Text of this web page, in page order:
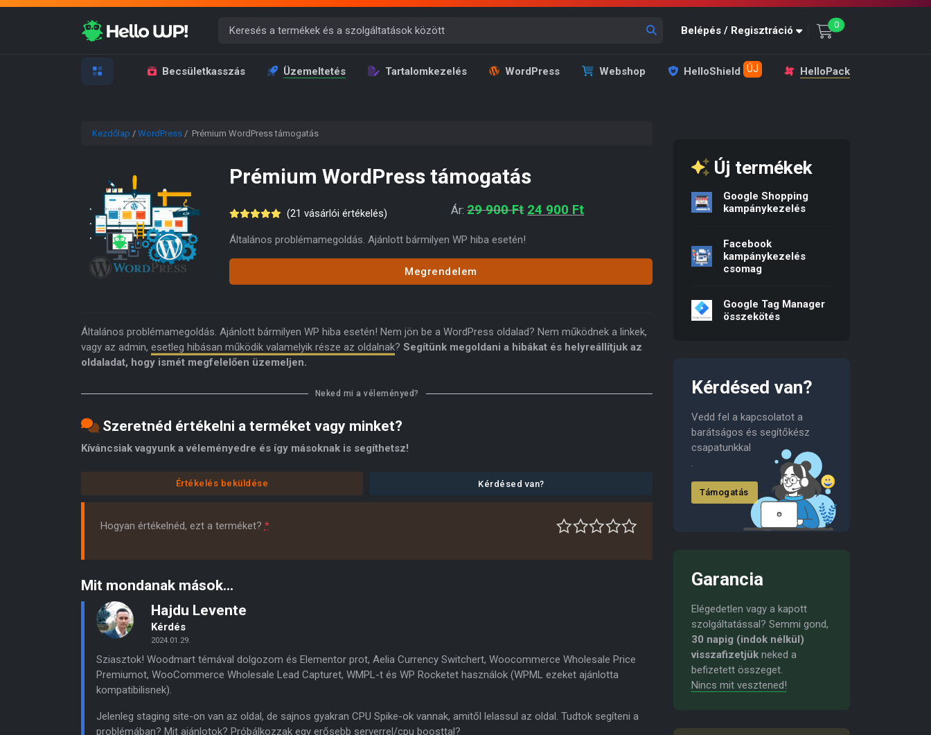
Belépés / Regisztráció 0unread messages
Becsületkasszás Üzemeltetés Tartalomkezelés WordPress Webshop HelloShield ÚJ HelloPack
Kezdőlap / WordPress / Prémium WordPress támogatás
Prémium WordPress támogatás
(21 vásárlói értékelés) Ár:29 900Ft Original price was: 29 900 Ft.
24 900 FtCurrent price is: 24 900 Ft.
Általános problémamegoldás. Ajánlott bármilyen WP hiba esetén!
Megrendelem
Általános problémamegoldás. Ajánlott bármilyen WP hiba esetén! Nem jön be a WordPress oldalad? Nem működnek a linkek,
vagy az admin, esetleg hibásan működik valamelyik része az oldalnak? Segítünk megoldani a hibákat és helyreállítjuk az
oldaladat, hogy ismét megfelelően üzemeljen.
Neked mi a véleményed?
Szeretnéd értékelni a terméket vagy minket?
Kíváncsiak vagyunk a véleményedre és így másoknak is segíthetsz!
Értékelés beküldése Kérdésed van?
Hogyan értékelnéd, ezt a terméket? *
Mit mondanak mások...
Hajdu Levente
Kérdés
2024.01.29.
Sziasztok! Woodmart témával dolgozom és Elementor prot, Aelia Currency Switchert, Woocommerce Wholesale Price
Premiumot, WooCommerce Wholesale Lead Capturet, WMPL-t és WP Rocketet használok (WPML ezeket ajánlotta
kompatibilisnek).
Jelenleg staging site-on van az oldal, de sajnos gyakran CPU Spike-ok vannak, amitől lelassul az oldal. Tudtok segíteni a
problémában? Mit ajánlotok? Próbálkozzak egy erősebb serverrel/cpu boosttal?
Új termékek
Google Shopping
kampánykezelés
Facebook
kampánykezelés
csomag
Google Tag Manager
összekötés
Kérdésed van?
Vedd fel a kapcsolatot a
barátságos és segítőkész
csapatunkkal
.
Támogatás
Garancia
Elégedetlen vagy a kapott
szolgáltatással? Semmi gond,
30 napig (indok nélkül)
visszafizetjükneked a
befizetett összeget.
Nincs mit vesztened!